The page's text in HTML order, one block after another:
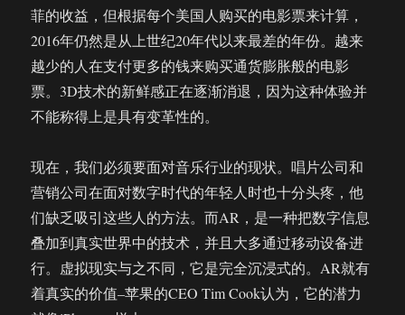
菲的收益，但根据每个美国人购买的电影票来计算，
2016年仍然是从上世纪20年代以来最差的年份。越来
越少的人在支付更多的钱来购买通货膨胀般的电影
票。3D技术的新鲜感正在逐渐消退，因为这种体验并
不能称得上是具有变革性的。
现在，我们必须要面对音乐行业的现状。唱片公司和
营销公司在面对数字时代的年轻人时也十分头疼，他
们缺乏吸引这些人的方法。而AR，是一种把数字信息
叠加到真实世界中的技术，并且大多通过移动设备进
行。虚拟现实与之不同，它是完全沉浸式的。AR就有
着真实的价值–苹果的CEO Tim Cook认为，它的潜力